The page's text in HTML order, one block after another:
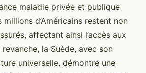
maladie privée et publique
d’Américains restent non
affectant ainsi l’accès aux
revanche, la Suède, avec son
universelle, démontre une